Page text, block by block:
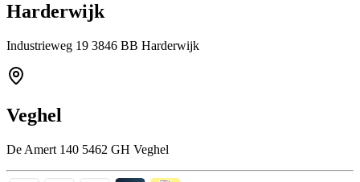
Harderwijk
Industrieweg 19 3846 BB Harderwijk
Veghel
De Amert 140 5462 GH Veghel